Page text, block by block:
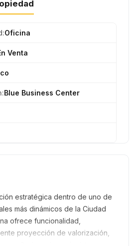
Oficina
Venta
Blue Business Center
estratégica dentro de uno de
más dinámicos de la Ciudad
ofrece funcionalidad,
proyección de valorización,